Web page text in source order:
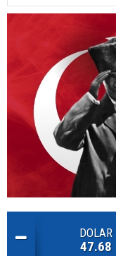
DOLAR
47.68